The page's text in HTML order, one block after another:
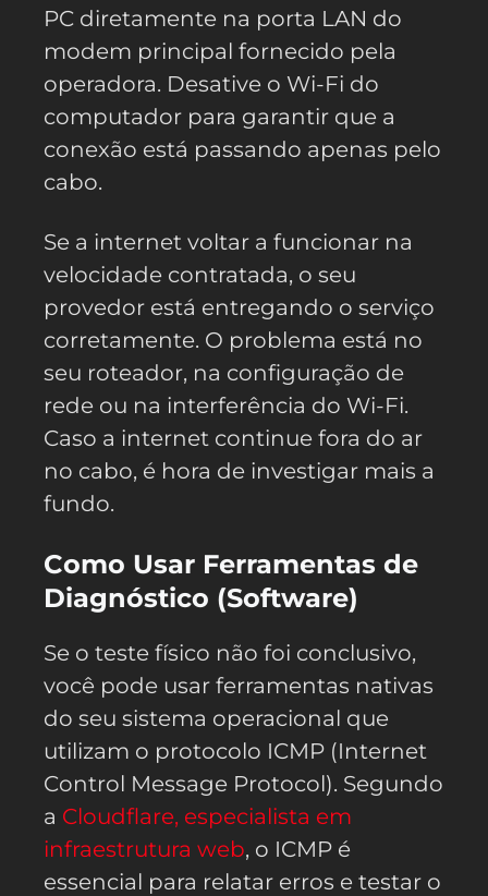
PC diretamente na porta LAN do
modem principal fornecido pela
operadora. Desative o Wi-Fi do
computador para garantir que a
conexão está passando apenas pelo
cabo.
Se a internet voltar a funcionar na
velocidade contratada, o seu
provedor está entregando o serviço
corretamente. O problema está no
seu roteador, na configuração de
rede ou na interferência do Wi-Fi.
Caso a internet continue fora do ar
no cabo, é hora de investigar mais a
fundo.
Como Usar Ferramentas de
Diagnóstico (Software)
Se o teste físico não foi conclusivo,
você pode usar ferramentas nativas
do seu sistema operacional que
utilizam o protocolo ICMP (Internet
Control Message Protocol). Segundo
a Cloudflare, especialista em
infraestrutura web, o ICMP é
essencial para relatar erros e testar o